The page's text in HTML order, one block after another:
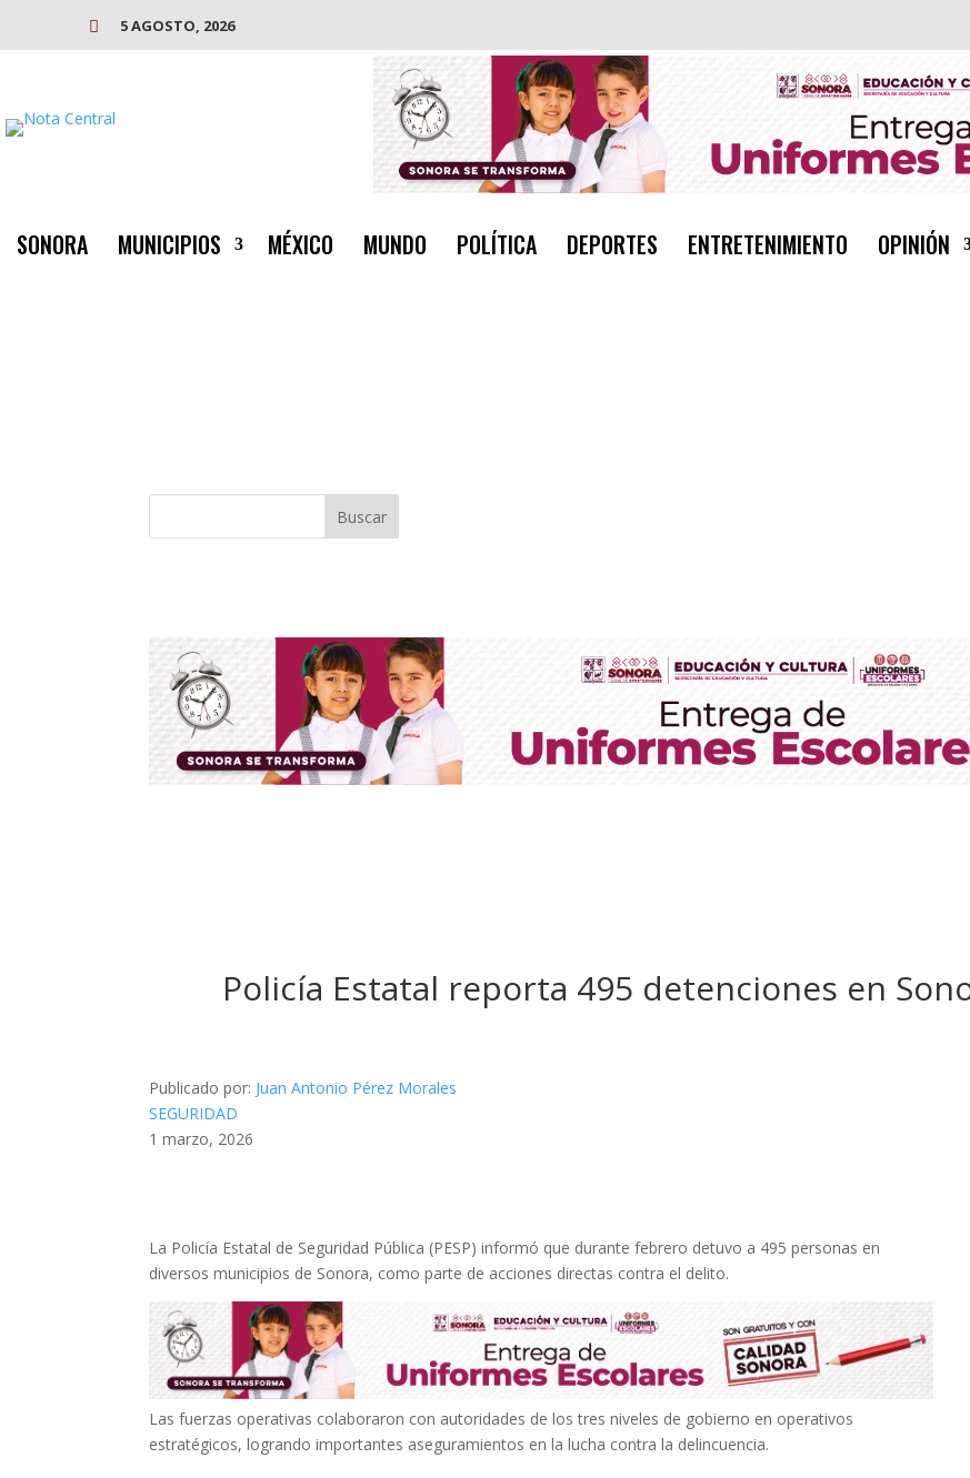
 5 AGOSTO, 2026
SONORA MUNICIPIOS MÉXICO MUNDO POLÍTICA DEPORTES ENTRETENIMIENTO OPINIÓN
Buscar
Policía Estatal reporta 495 detenciones en
Publicado por: Juan Antonio Pérez Morales
SEGURIDAD
1 marzo, 2026
La Policía Estatal de Seguridad Pública (PESP) informó que durante febrero detuvo a 495 personas en
diversos municipios de Sonora, como parte de acciones directas contra el delito.
Las fuerzas operativas colaboraron con autoridades de los tres niveles de gobierno en operativos
estratégicos, logrando importantes aseguramientos en la lucha contra la delincuencia.